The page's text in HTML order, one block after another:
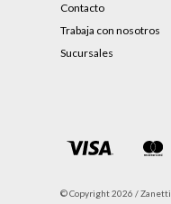
Contacto
Trabaja con nosotros
Sucursales
© Copyright 2026 / Zanetti